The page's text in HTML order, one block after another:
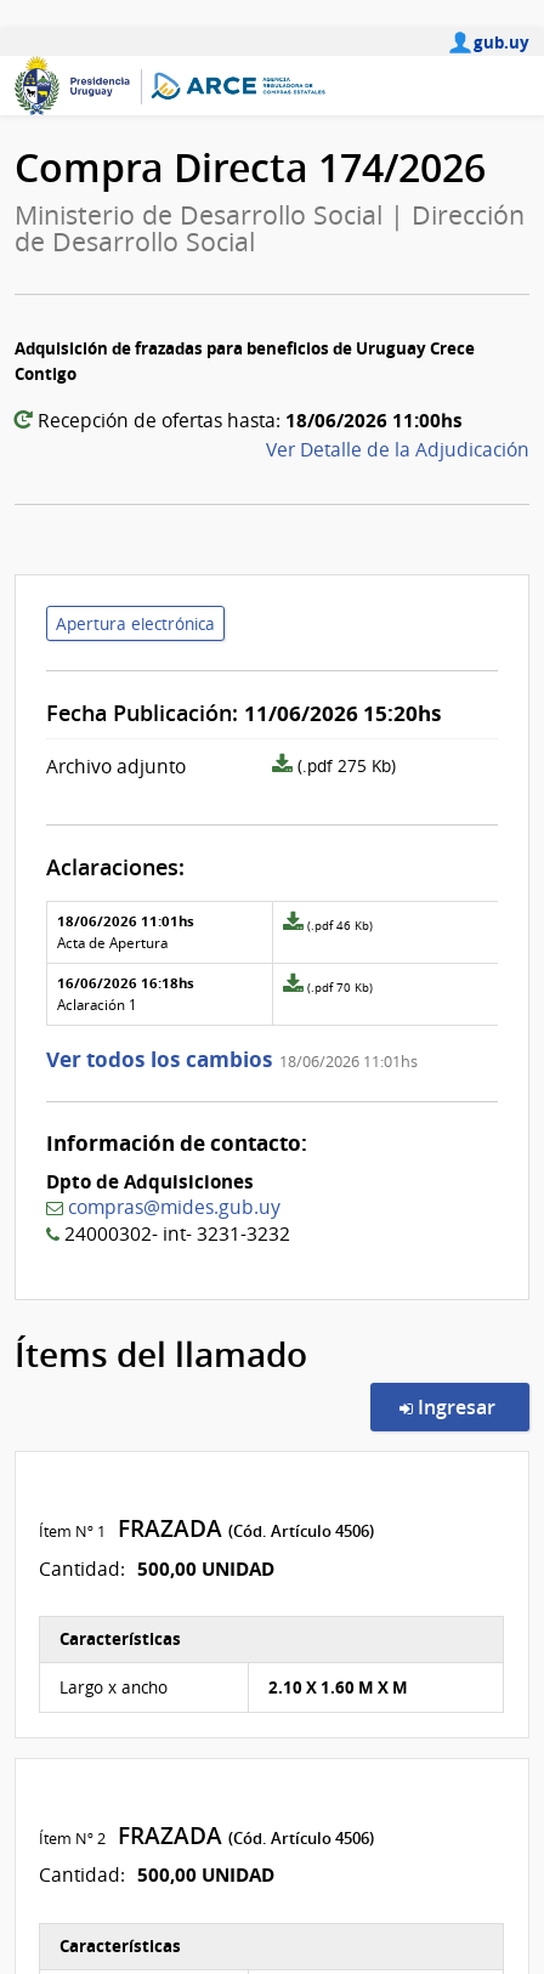
gub.uy
Compra Directa 174/2026
Ministerio de Desarrollo Social | Dirección
de Desarrollo Social
Adquisición de frazadas para beneficios de Uruguay Crece
Contigo
Recepción de ofertas hasta: 18/06/2026 11:00hs
Ver Detalle de la Adjudicación
Apertura electrónica
Fecha Publicación: 11/06/2026 15:20hs
Archivo adjunto
archivo
(.pdf 275 Kb)
Aclaraciones:
Aclaraciones del llamado
Fecha y
texto de
la
aclaración
Archivo
de la
aclaración
18/06/2026 11:01hs
Acta de Apertura
Archivo
de
la
Nº
(.pdf 46 Kb)
16/06/2026 16:18hs
Aclaración 1
Archivo
de
aclaración
0
(.pdf 70 Kb)
Ver todos los cambios 18/06/2026 11:01hs
Información de contacto:
Dpto de Adquisiciones
compras@mides.gub.uy
24000302- int- 3231-3232
Ítems del llamado
Ingresar
Ítem Nº 1 FRAZADA(Cód. Artículo 4506)
Cantidad: 500,00 UNIDAD
Características
Largo x ancho 2.10 X 1.60 M X M
Ítem Nº 2 FRAZADA(Cód. Artículo 4506)
Cantidad: 500,00 UNIDAD
Características